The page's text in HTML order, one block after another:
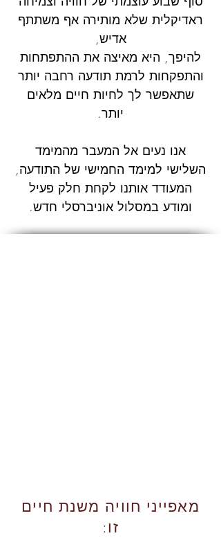
ראדיקלית שלא מותירה אף משתתף
אדיש,
להיפך, היא מאיצה את ההתפתחות
והתפקחות לרמת תודעה רחבה יותר
שתאפשר לך לחיות חיים מלאים
יותר.
אנו נעים אל המעבר מהמימד
השלישי למימד החמישי של התודעה,
המעודד אותנו לקחת חלק פעיל
ומודע במסלול אוניברסלי חדש.
מאפייני חוויה משנת חיים
זו: